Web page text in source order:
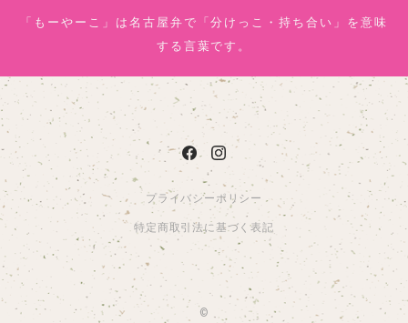
「もーやーこ」は名古屋弁で「分けっこ・持ち合い」を意味
する言葉です。
プライバシーポリシー
特定商取引法に基づく表記
©